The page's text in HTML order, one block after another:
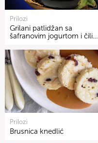
Prilozi
Grilani patlidžan sa
šafranovim jogurtom i čili…
Prilozi
Brusnica knedlić